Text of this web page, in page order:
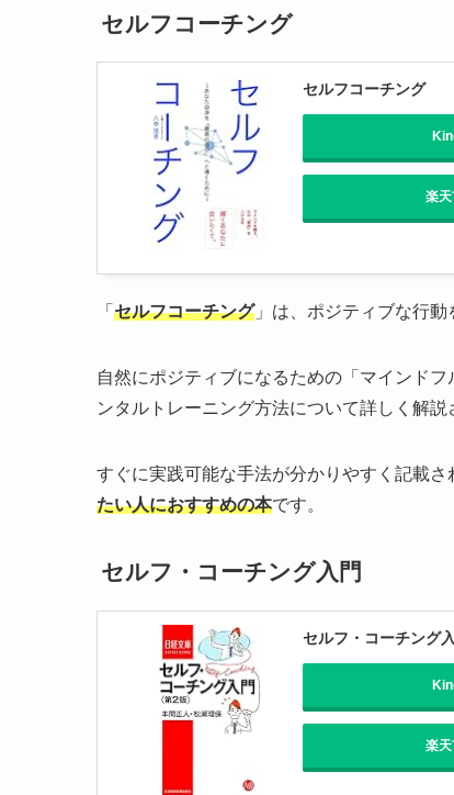
セルフコーチング
セルフコーチング
楽
「 セルフコーチング」は、ポジティブな行動
自然にポジティブになるための「マインド
ンタルトレーニング方法について詳しく解説
すぐに実践可能な手法が分かりやすく記載さ
たい人におすすめの本です。
セルフ・コーチング入門
セルフ・コーチング
楽